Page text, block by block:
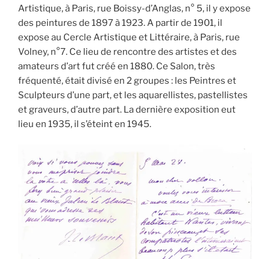
Artistique, à Paris, rue Boissy-d’Anglas, n° 5, il y expose
des peintures de 1897 à 1923. A partir de 1901, il
expose au Cercle Artistique et Littéraire, à Paris, rue
Volney, n°7. Ce lieu de rencontre des artistes et des
amateurs d’art fut créé en 1880. Ce Salon, très
fréquenté, était divisé en 2 groupes : les Peintres et
Sculpteurs d’une part, et les aquarellistes, pastellistes
et graveurs, d’autre part. La dernière exposition eut
lieu en 1935, il s’éteint en 1945.